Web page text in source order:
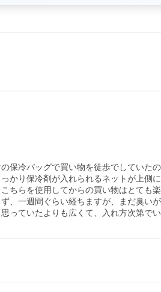
保冷バッグで買い物を徒歩でしてい
かり保冷剤が入れられるネットが上
ちらを使用してからの買い物はとて
、一週間ぐらい経ちますが、まだ臭
っていたよりも広くて、入れ方次第で